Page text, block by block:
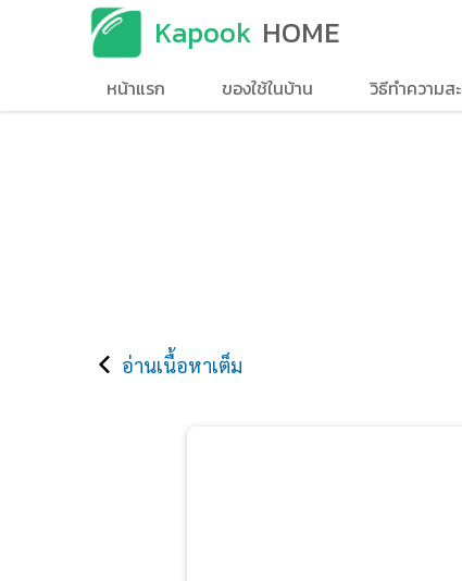
Kapook HOME
หน้าแรก ของใช้ในบ้าน วิธีทำความส
อ่านเนื้อหาเต็ม